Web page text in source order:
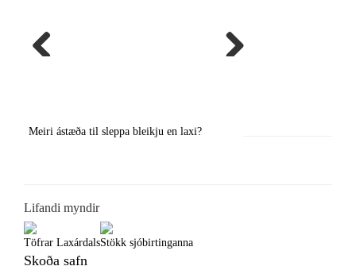
Meiri ástæða til sleppa bleikju en laxi?
Lifandi myndir
Töfrar LaxárdalsStökk sjóbirtinganna
Skoða safn